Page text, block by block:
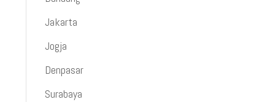
Jakarta
Jogja
Denpasar
Surabaya